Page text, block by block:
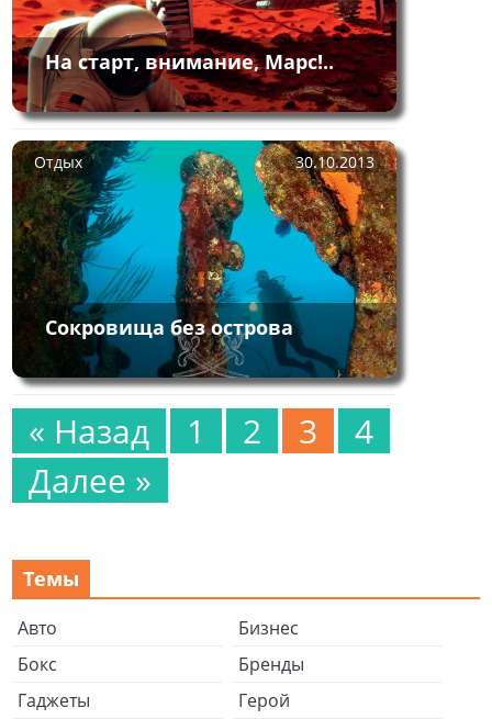
На старт, внимание, Марс!..
Отдых 30.10.2013
Сокровища без острова
« Назад 1 2 3
4
Далее »
Темы
Авто
Бизнес
Бокс
Бренды
Гаджеты
Герой